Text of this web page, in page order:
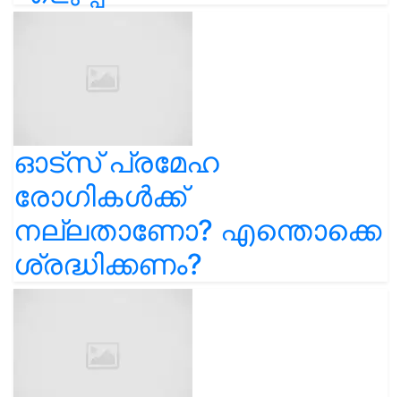
ഓട്സ് പ്രമേഹ
രോഗികൾക്ക്
നല്ലതാണോ? എന്തൊക്കെ
ശ്രദ്ധിക്കണം?